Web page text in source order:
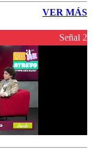
VER MÁS
Señal 2